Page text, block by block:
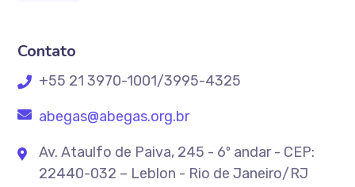
Contato
+55 21 3970-1001/3995-4325
abegas@abegas.org.br
Av. Ataulfo de Paiva, 245 - 6º andar - CEP:
22440-032 – Leblon - Rio de Janeiro/RJ